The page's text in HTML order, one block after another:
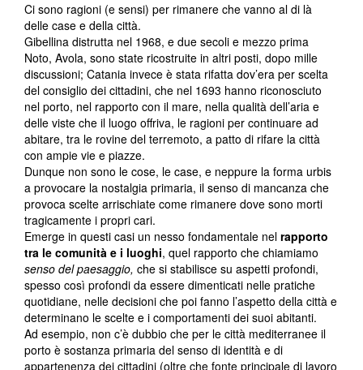
Ci sono ragioni (e sensi) per rimanere che vanno al di là
delle case e della città.
Gibellina distrutta nel 1968, e due secoli e mezzo prima
Noto, Avola, sono state ricostruite in altri posti, dopo mille
discussioni; Catania invece è stata rifatta dov’era per scelta
del consiglio dei cittadini, che nel 1693 hanno riconosciuto
nel porto, nel rapporto con il mare, nella qualità dell’aria e
delle viste che il luogo offriva, le ragioni per continuare ad
abitare, tra le rovine del terremoto, a patto di rifare la città
con ampie vie e piazze.
Dunque non sono le cose, le case, e neppure la forma urbis
a provocare la nostalgia primaria, il senso di mancanza che
provoca scelte arrischiate come rimanere dove sono morti
tragicamente i propri cari.
Emerge in questi casi un nesso fondamentale nel rapporto
tra le comunità e i luoghi, quel rapporto che chiamiamo
senso del paesaggio, che si stabilisce su aspetti profondi,
spesso così profondi da essere dimenticati nelle pratiche
quotidiane, nelle decisioni che poi fanno l’aspetto della città e
determinano le scelte e i comportamenti dei suoi abitanti.
Ad esempio, non c’è dubbio che per le città mediterranee il
porto è sostanza primaria del senso di identità e di
appartenenza dei cittadini (oltre che fonte principale di lavoro